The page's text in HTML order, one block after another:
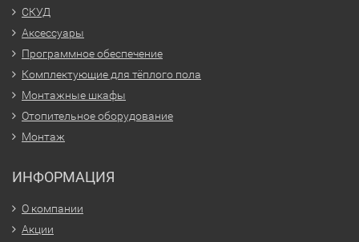
СКУД
Аксессуары
Программное обеспечение
Комплектующие для тёплого пола
Монтажные шкафы
Отопительное оборудование
Монтаж
ИНФОРМАЦИЯ
О компании
Акции